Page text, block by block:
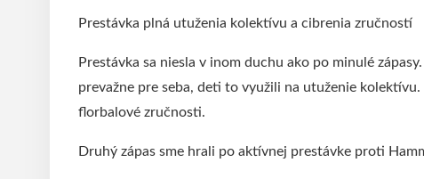
​Prestávka plná utuženia kolektívu a cibrenia zručností
​Prestávka sa niesla v inom duchu ako po minulé
prevažne pre seba, deti to využili na utuženie
florbalové zručnosti.
​Druhý zápas sme hrali po aktívnej prestávke proti